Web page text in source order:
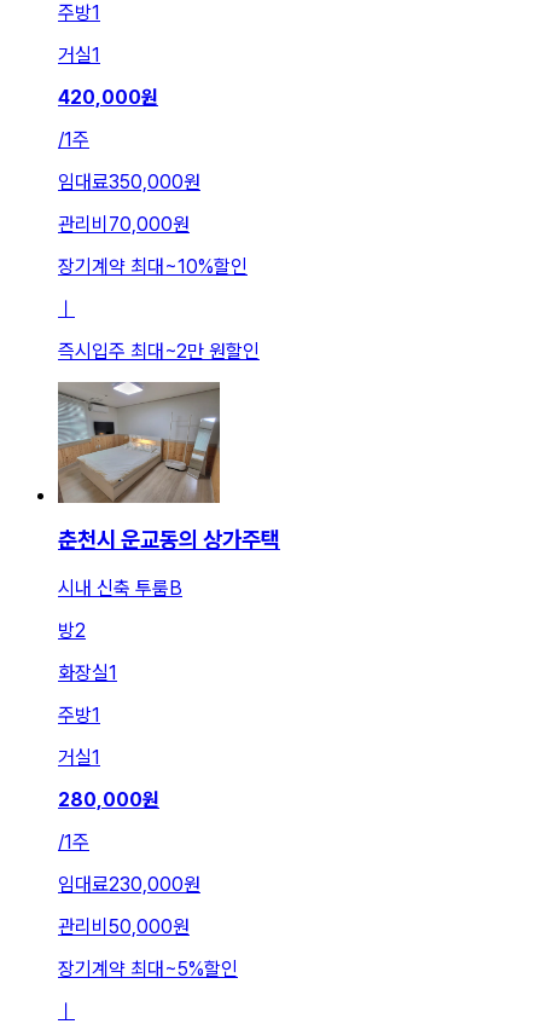
주방1
거실1
420,000원
/1주
임대료350,000원
관리비 70,000원
장기계약 최대 ~10%할인
즉시입주 최대 ~2만 원할인
춘천시 운교동의 상가주택
시내 신축 투룸B
방2
화장실1
주방1
거실1
280,000원
/1주
임대료230,000원
관리비 50,000원
장기계약 최대~5%할인
ㅣ